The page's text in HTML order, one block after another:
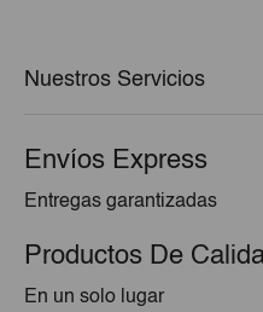
Nuestros Servicios
Envíos Express
Entregas garantizadas
Productos De
En un solo lugar